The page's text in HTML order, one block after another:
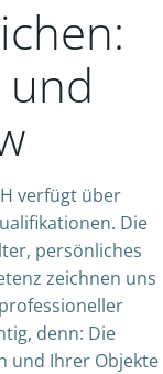
und
verfügt über
Die
persönliches
zeichnen uns
denn: Die
und Ihrer Objekte